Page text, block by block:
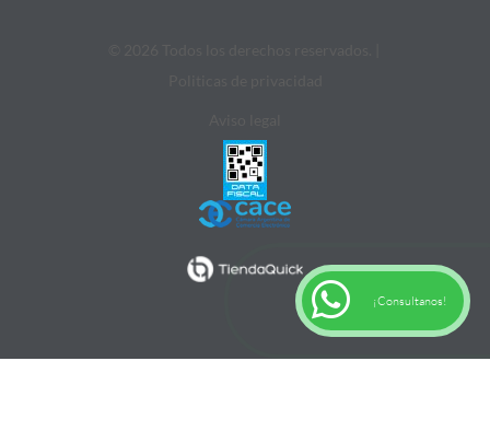
¡Consultanos!